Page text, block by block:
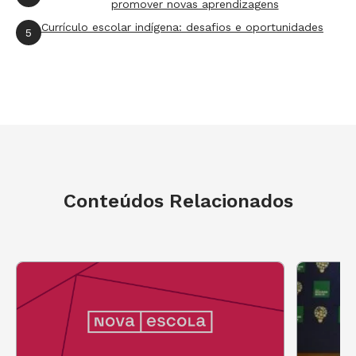
escritos, audiovisual, programas de TV,
entrevistas e outros documentos digitais –
UNICEF (iniciativa do Fundo das Nações Unidas
avanços reais e positivos na promoção,
realização e garantia dos direitos de crianças e
adolescentes em municípios brasileiros).
promover novas aprendizagens
5 Currículo escolar indígena: desafios e oportunidades
Conteúdos Relacionados